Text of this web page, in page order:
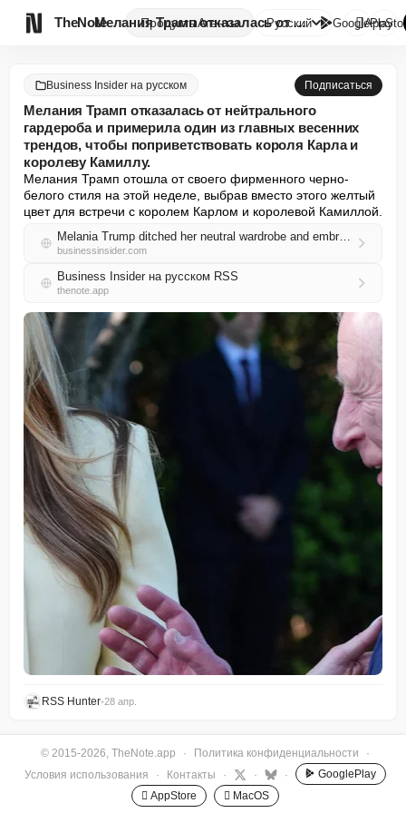
TheNote ПродуктыАгенты Мелания Трамп отказалась от не...
Русский GooglePlay

Business Insider на русском Подписаться
Мелания Трамп отказалась от нейтрального
гардероба и примерила один из главных весенних
трендов, чтобы поприветствовать короля Карла и
королеву Камиллу.
Мелания Трамп отошла от своего фирменного черно-
белого стиля на этой неделе, выбрав вместо этого желтый
цвет для встречи с королем Карлом и королевой Камиллой.
Melania Trump ditched her neutral wardrobe and embraced one of spring's biggest trends to greet King Charles and Queen Camilla
businessinsider.com
Business Insider на русском RSS
thenote.app
RSS Hunter•28 апр.
© 2015-2026, TheNote.app · Политика конфиденциальности
·
Условия использования
· Контакты · · ·
GooglePlay
 AppStore
 MacOS